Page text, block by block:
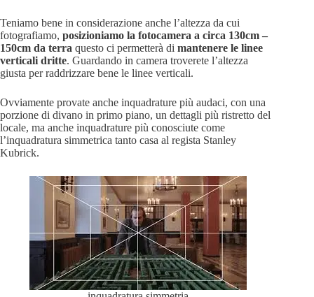
Teniamo bene in considerazione anche l’altezza da cui
fotografiamo, posizioniamo la fotocamera a circa 130cm –
150cm da terra questo ci permetterà di mantenere le linee
verticali dritte. Guardando in camera troverete l’altezza
giusta per raddrizzare bene le linee verticali.
Ovviamente provate anche inquadrature più audaci, con una
porzione di divano in primo piano, un dettagli più ristretto del
locale, ma anche inquadrature più conosciute come
l’inquadratura simmetrica tanto casa al regista Stanley
Kubrick.